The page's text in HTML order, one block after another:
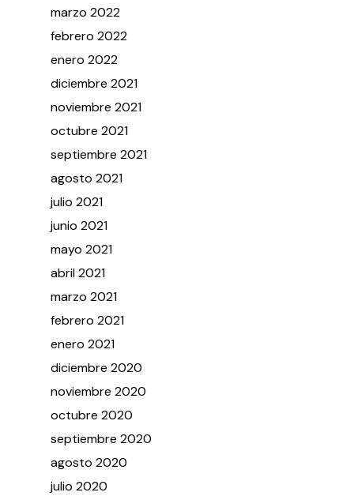
marzo2022
febrero2022
enero2022
diciembre2021
noviembre2021
octubre2021
septiembre2021
agosto2021
julio2021
junio2021
mayo2021
abril2021
marzo2021
febrero2021
enero2021
diciembre2020
noviembre2020
octubre2020
septiembre2020
agosto2020
julio2020